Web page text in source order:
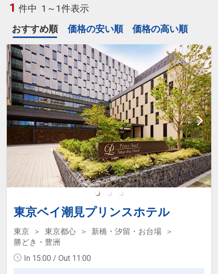
1 件中 1～1件表示
おすすめ順
価格の安い順 価格の高い順
東京ベイ潮見プリンスホテル
東京 東京都心
新橋・汐留・お台場
勝どき・豊洲
In 15:00 / Out 11:00